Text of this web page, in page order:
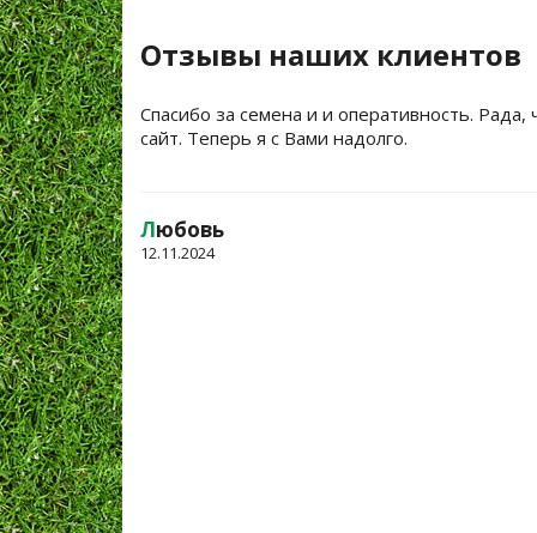
Отзывы наших клиентов
Спасибо за семена и и оперативность. Рада,
сайт. Теперь я с Вами надолго.
Любовь
12.11.2024